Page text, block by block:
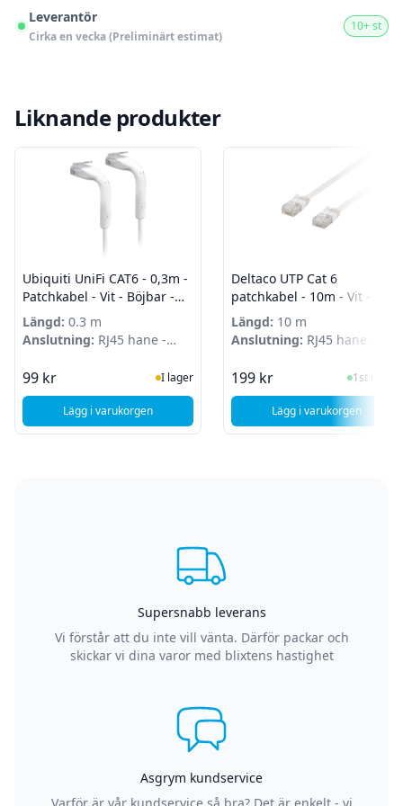
Leverantör
Cirka en vecka (Preliminärt estimat)
10+ st
Liknande produkter
Ubiquiti UniFi CAT6 - 0,3m -
Patchkabel - Vit - Böjbar -
Ultratunn
Längd: 0.3 m
Anslutning: RJ45 hane -
99 kr I Lager
I lager
Lägg i varukorgen, Ubiquiti UniFi CAT6 - 0,3m - Patchkabel - Vit - Böjbar -
Deltaco UTP Cat 6
patchkabel - 10m - Vit - Flat
Längd: 10 m
Anslutning: RJ45 hane -
199 kr I Lager
1st i lager
Lägg i varukorgen
, Deltaco UTP
Supersnabb leverans
Vi förstår att du inte vill vänta. Därför packar och
skickar vi dina varor med blixtens hastighet
Asgrym kundservice